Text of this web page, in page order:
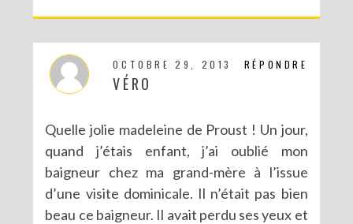
RÉPONDRE
OCTOBRE 29, 2013
VÉRO
Quelle jolie madeleine de Proust ! Un jour,
quand j’étais enfant, j’ai oublié mon
baigneur chez ma grand-mère à l’issue
d’une visite dominicale. Il n’était pas bien
beau ce baigneur. Il avait perdu ses yeux et